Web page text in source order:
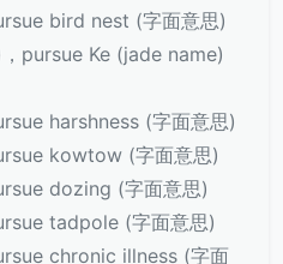
bird nest (字面意思)
pursue Ke (jade name)
harshness (字面意思)
kowtow (字面意思)
dozing (字面意思)
tadpole (字面意思)
chronic illness (字面